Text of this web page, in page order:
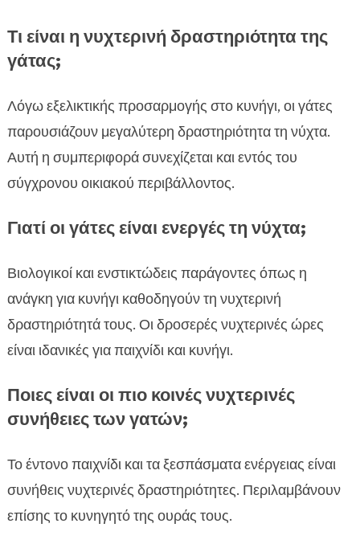
Τι είναι η νυχτερινή δραστηριότητα της
γάτας;
Λόγω εξελικτικής προσαρμογής στο κυνήγι, οι γάτες
παρουσιάζουν μεγαλύτερη δραστηριότητα τη νύχτα.
Αυτή η συμπεριφορά συνεχίζεται και εντός του
σύγχρονου οικιακού περιβάλλοντος.
Γιατί οι γάτες είναι ενεργές τη νύχτα;
Βιολογικοί και ενστικτώδεις παράγοντες όπως η
ανάγκη για κυνήγι καθοδηγούν τη νυχτερινή
δραστηριότητά τους. Οι δροσερές νυχτερινές ώρες
είναι ιδανικές για παιχνίδι και κυνήγι.
Ποιες είναι οι πιο κοινές νυχτερινές
συνήθειες των γατών;
Το έντονο παιχνίδι και τα ξεσπάσματα ενέργειας είναι
συνήθεις νυχτερινές δραστηριότητες. Περιλαμβάνουν
επίσης το κυνηγητό της ουράς τους.